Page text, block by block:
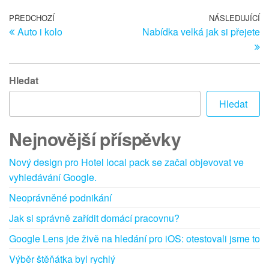
Navigace
pro
příspěvek
Předchozí
článek
PŘEDCHOZÍ
Auto i kolo
NÁSLEDUJÍCÍ
Nabídka velká jak si přejete
Hledat
Hledat
Nejnovější příspěvky
Nový design pro Hotel local pack se začal objevovat ve
vyhledávání Google.
Neoprávněné podnikání
Jak si správně zařídit domácí pracovnu?
Google Lens jde živě na hledání pro iOS: otestovali jsme to
Výběr štěňátka byl rychlý